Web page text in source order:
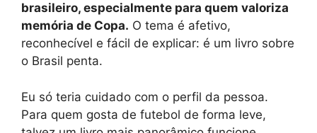
brasileiro, especialmente para quem valoriza
memória de Copa. O tema é afetivo,
reconhecível e fácil de explicar: é um livro sobre
o Brasil penta.
Eu só teria cuidado com o perfil da pessoa.
Para quem gosta de futebol de forma leve,